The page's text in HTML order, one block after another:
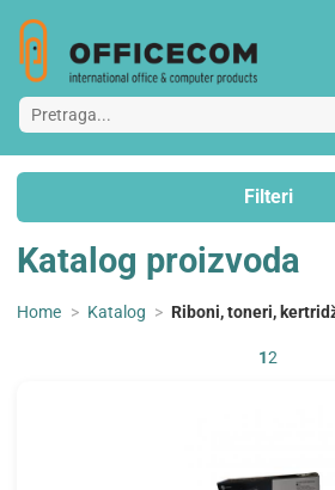
Filteri
Katalog proizvoda
Home > Katalog > Riboni, toneri,
12